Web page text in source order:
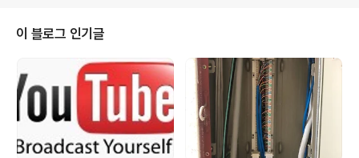
진 '사랑하기 때문에'까지 모든 곡의 작사 작곡 편곡을 맡았
으며, 앨범 연주 중 피아노, 신디사이저, 기타까지 맡아서
다른 가수와는 다른 진정 자신만의 앨범을 만들었다. 그렇
게 힘들게 만든 앨범 발매 3개월도 채 지나지않아 허망하
게 세상을 떠났다. '사랑하기 때문에' 앨범은 음악도 유재
이 블로그 인기글